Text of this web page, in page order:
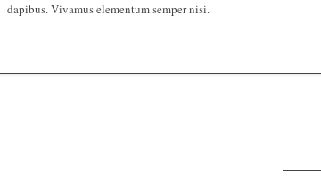
dapibus. Vivamus elementum semper nisi.